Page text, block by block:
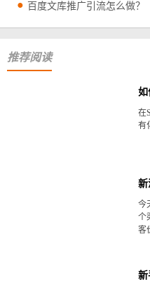
百度文库推广引流怎么做？
推荐阅读
如
在
有
新
今
个
客
新